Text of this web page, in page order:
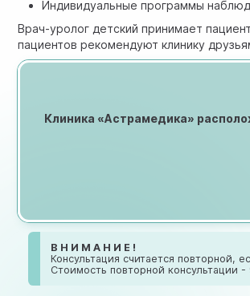
Индивидуальные программы
Врач-уролог детский принимает
пациентов рекомендуют клинику
Клиника «Астрамедика»
В Н И М А Н И Е !
Консультация считается повторной,
Стоимость повторной консультации -